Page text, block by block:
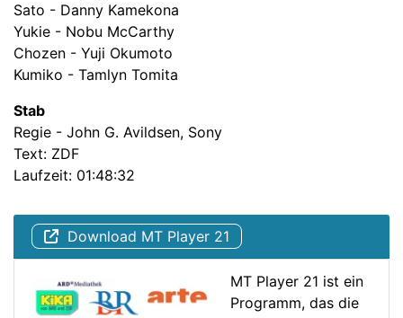
Sato - Danny Kamekona
Yukie - Nobu McCarthy
Chozen - Yuji Okumoto
Kumiko - Tamlyn Tomita
Stab
Regie - John G. Avildsen, Sony
Text: ZDF
Laufzeit: 01:48:32
Download MT Player 21
MT Player 21 ist ein
Programm, das die